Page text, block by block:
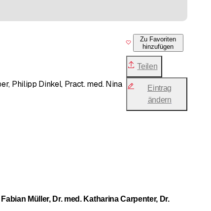
Philipp Dinkel, Pract. med. Nina
Zu Favoriten
hinzufügen
Teilen
Eintrag
ändern
Müller, Dr. med. Katharina Carpenter, Dr.